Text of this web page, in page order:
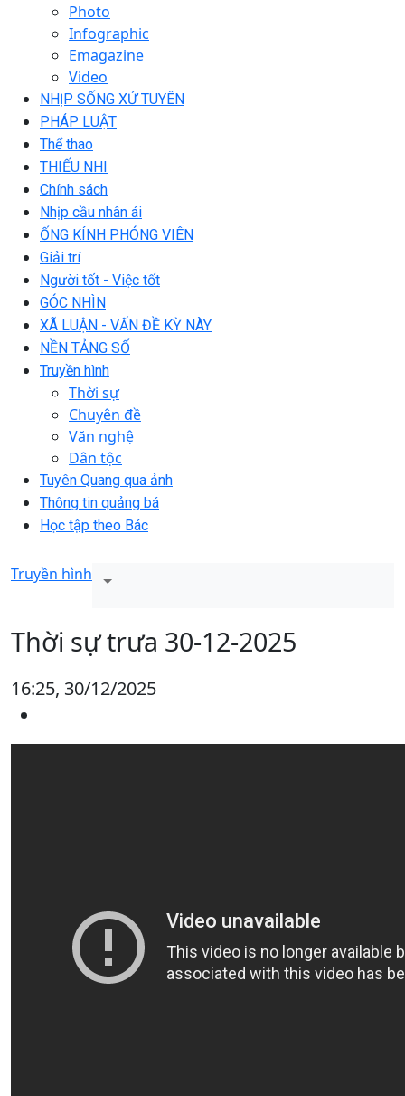
Photo
Infographic
Emagazine
Video
NHỊP SỐNG XỨ TUYÊN
PHÁP LUẬT
Thể thao
THIẾU NHI
Chính sách
Nhịp cầu nhân ái
ỐNG KÍNH PHÓNG VIÊN
Giải trí
Người tốt - Việc tốt
GÓC NHÌN
XÃ LUẬN - VẤN ĐỀ KỲ NÀY
NỀN TẢNG SỐ
Truyền hình
Thời sự
Chuyên đề
Văn nghệ
Dân tộc
Tuyên Quang qua ảnh
Thông tin quảng bá
Học tập theo Bác
Truyền hình
Thời sự trưa 30-12-2025
16:25, 30/12/2025